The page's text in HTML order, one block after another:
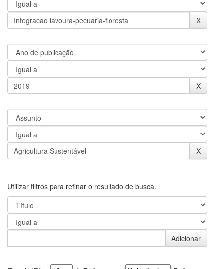
Utilizar filtros para refinar o resultado de busca.